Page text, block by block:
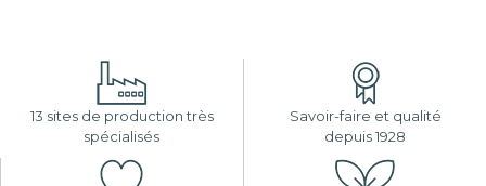
13 sites de production très
spécialisés
Savoir-faire et qualité
depuis 1928